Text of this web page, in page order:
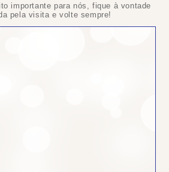
importante para nós, fique à vontade
pela visita e volte sempre!